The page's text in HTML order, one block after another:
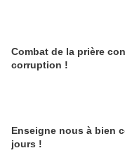
Combat de la prière
corruption !
Enseigne nous à bien
jours !